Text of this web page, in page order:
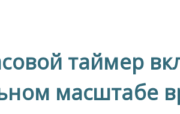
таймер
масштабе